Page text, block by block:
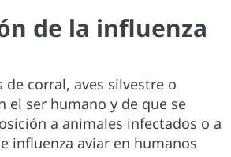
de la influenza
corral, aves silvestre o
el ser humano y de que se
a animales infectados o a
influenza aviar en humanos